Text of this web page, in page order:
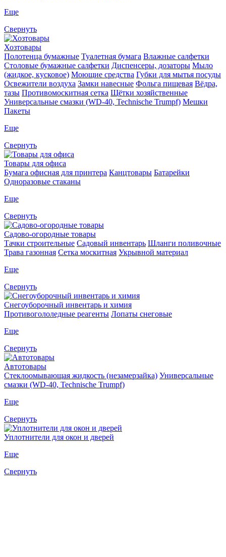
Еще
Свернуть
Хозтовары
Полотенца бумажные Туалетная бумага Влажные салфетки
Столовые бумажные салфетки Диспенсеры, дозаторы Мыло
(жидкое, кусковое) Моющие средства Губки для мытья посуды
Освежители воздуха Замки навесные Фольга пищевая Вёдра,
тазы Противомоскитная сетка Щётки хозяйственные
Универсальные смазки (WD-40, Technische Trumpf) Мешки
Пакеты
Еще
Свернуть
Товары для офиса
Бумага офисная для принтера Канцтовары Батарейки
Одноразовые стаканы
Еще
Свернуть
Садово-огородные товары
Тачки строительные Садовый инвентарь Шланги поливочные
Трава газонная Сетка москитная Укрывной материал
Еще
Свернуть
Снегоуборочный инвентарь и химия
Противогололедные реагенты Лопаты снеговые
Еще
Свернуть
Автотовары
Стеклоомывающая жидкость (незамерзайка) Универсальные
смазки (WD-40, Technische Trumpf)
Еще
Свернуть
Уплотнители для окон и дверей
Еще
Свернуть